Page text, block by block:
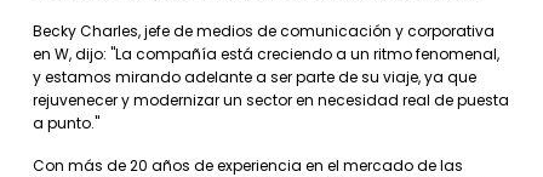
Becky Charles, jefe de medios de comunicación y corporativa
en W, dijo: "La compañía está creciendo a un ritmo fenomenal,
y estamos mirando adelante a ser parte de su viaje, ya que
rejuvenecer y modernizar un sector en necesidad real de puesta
a punto."
Con más de 20 años de experiencia en el mercado de las